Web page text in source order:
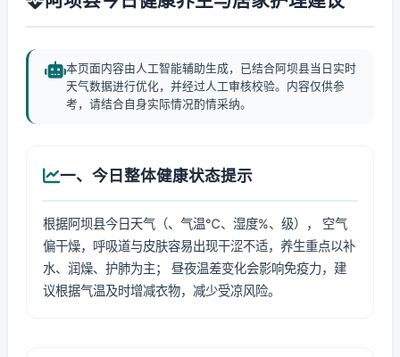
本页面内容由人工智能辅助生成，已结合阿坝县当日实时
天气数据进行优化，并经过人工审核校验。内容仅供参
考，请结合自身实际情况酌情采纳。
一、今日整体健康状态提示
根据阿坝县今日天气（、气温℃、湿度%、级）， 空气
偏干燥，呼吸道与皮肤容易出现干涩不适，养生重点以补
水、润燥、护肺为主； 昼夜温差变化会影响免疫力，建
议根据气温及时增减衣物，减少受凉风险。